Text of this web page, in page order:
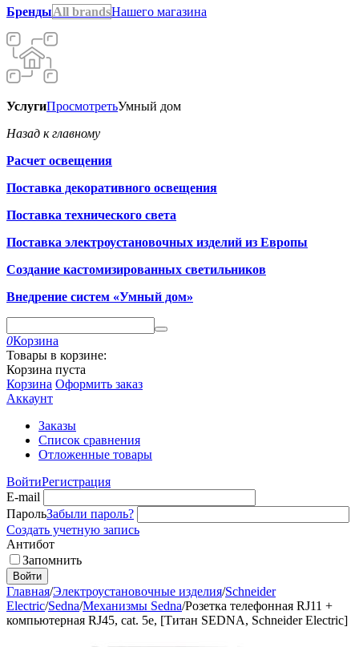
БрендыAll brandsНашего магазина
УслугиПросмотретьУмный дом
Назад к главному
Расчет освещения
Поставка декоративного освещения
Поставка технического света
Поставка электроустановочных изделий из Европы
Создание кастомизированных светильников
Внедрение систем «Умный дом»
0Корзина
Товары в корзине:
Корзина пуста
Корзина Оформить заказ
Аккаунт
Заказы
Список сравнения
Отложенные товары
ВойтиРегистрация
E-mail
ПарольЗабыли пароль?
Создать учетную запись
Антибот
Запомнить
Войти
Главная/Электроустановочные изделия/Schneider
Electric/Sedna/Механизмы Sedna/Розетка телефонная RJ11 +
компьютерная RJ45, cat. 5e, [Титан SEDNA, Schneider Electric]